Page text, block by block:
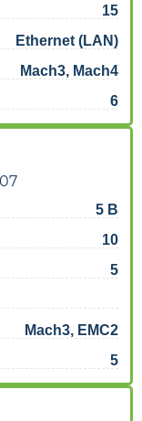
15
Ethernet (LAN)
Mach3, Mach4
6
5 В
10
5
Mach3, EMC2
5